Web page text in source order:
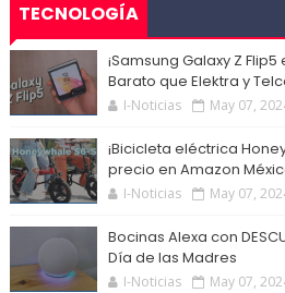
TECNOLOGÍA
¡Samsung Galaxy Z Flip5
Barato que Elektra y
I-Noticias May 07,
¡Bicicleta eléctrica
precio en Amazon
I-Noticias May 07,
Bocinas Alexa con
Día de las Madres
I-Noticias May 07,